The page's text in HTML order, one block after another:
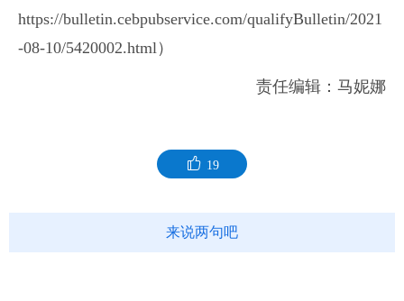
https://bulletin.cebpubservice.com/qualifyBulletin/2021
-08-10/5420002.html）
责任编辑：马妮娜
19
来说两句吧